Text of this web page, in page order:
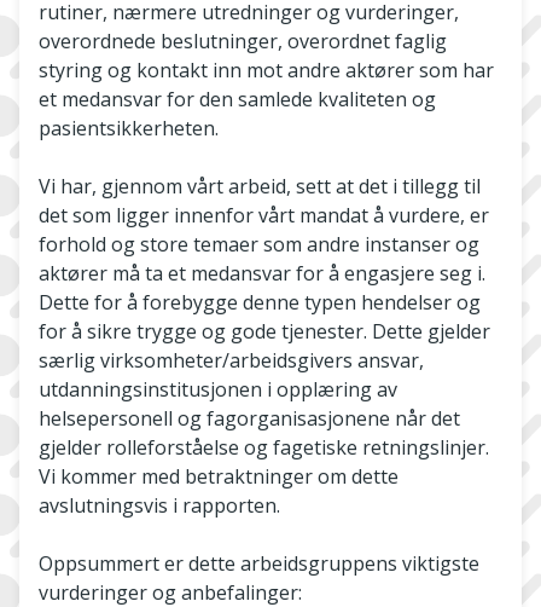
rutiner, nærmere utredninger og vurderinger,
overordnede beslutninger, overordnet faglig
styring og kontakt inn mot andre aktører som har
et medansvar for den samlede kvaliteten og
pasientsikkerheten.
Vi har, gjennom vårt arbeid, sett at det i tillegg til
det som ligger innenfor vårt mandat å vurdere, er
forhold og store temaer som andre instanser og
aktører må ta et medansvar for å engasjere seg i.
Dette for å forebygge denne typen hendelser og
for å sikre trygge og gode tjenester. Dette gjelder
særlig virksomheter/arbeidsgivers ansvar,
utdanningsinstitusjonen i opplæring av
helsepersonell og fagorganisasjonene når det
gjelder rolleforståelse og fagetiske retningslinjer.
Vi kommer med betraktninger om dette
avslutningsvis i rapporten.
Oppsummert er dette arbeidsgruppens viktigste
vurderinger og anbefalinger: